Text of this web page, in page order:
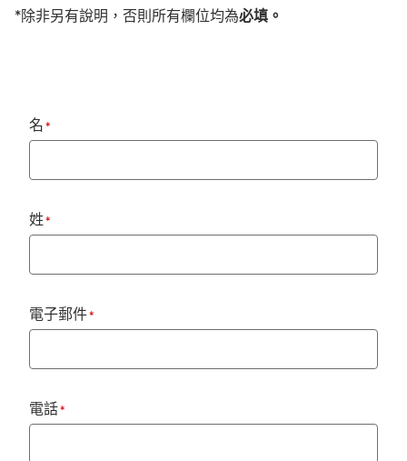
*除非另有說明，否則所有欄位均為必填。
名 *
姓*
電子郵件*
電話*